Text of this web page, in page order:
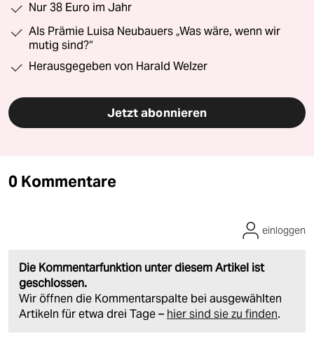
Nur 38 Euro im Jahr
Als Prämie Luisa Neubauers „Was wäre, wenn wir
mutig sind?“
Herausgegeben von Harald Welzer
Jetzt abonnieren
0 Kommentare
Die Kommentarfunktion unter diesem Artikel ist
geschlossen.
Wir öffnen die Kommentarspalte bei ausgewählten
Artikeln für etwa drei Tage – hier sind sie zu finden.
einloggen